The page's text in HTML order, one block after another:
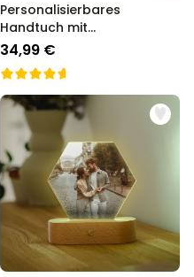
Personalisierbares
Handtuch mit
verschiedenen
Hintergründen
34,99 €